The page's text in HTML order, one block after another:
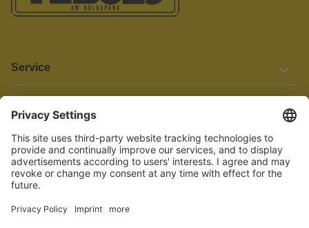
Service
Informationen
Barrierefreiheit
Wir bemühen uns, unsere Website barrierefrei zu gestalten.
Einige Inhalte und Funktionen sind derzeit jedoch noch nicht
vollständig zugänglich. Wenn Sie auf Barrieren stoßen oder Hilfe
benötigen, kontaktieren Sie uns bitte unter service[at]knutzen.de.
Vertrag widerrufen